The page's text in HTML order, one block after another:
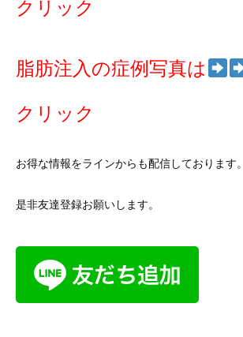
クリック
脂肪注入の症例写真は
クリック
お得な情報をラインからも配信しております。
是非友達登録お願いします。